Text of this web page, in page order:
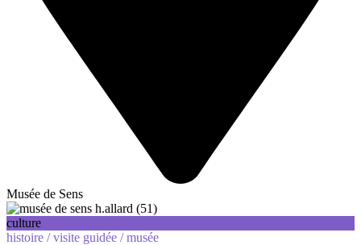
Musée de Sens
culture
histoire /visite guidée /musée